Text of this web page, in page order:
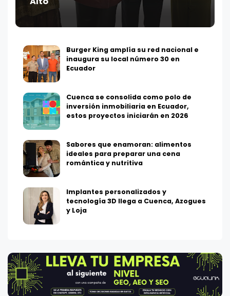
Burger King amplía su red nacional e
inaugura su local número 30 en
Ecuador
Cuenca se consolida como polo de
inversión inmobiliaria en Ecuador,
estos proyectos iniciarán en 2026
Sabores que enamoran: alimentos
ideales para preparar una cena
romántica y nutritiva
Implantes personalizados y
tecnología 3D llega a Cuenca, Azogues
y Loja